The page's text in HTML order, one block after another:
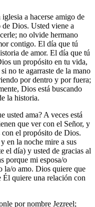
a hacerse amigo de
de Dios. Usted viene a
no olvide hermano
contigo. El día que tú
de amor. El día que tú
un propósito en tu vida,
no te agarraste de la mano
por dentro y por fuera;
Dios está buscando
la historia.
usted ama? A veces está
que ver con el Señor, y
con el propósito de Dios.
en la noche mire a sus
el día) y usted de gracias al
porque mi esposa/o
la/o amo. Dios quiere que
Él quiere una relación con
por nombre Jezreel;